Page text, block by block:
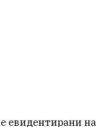
евидентирани